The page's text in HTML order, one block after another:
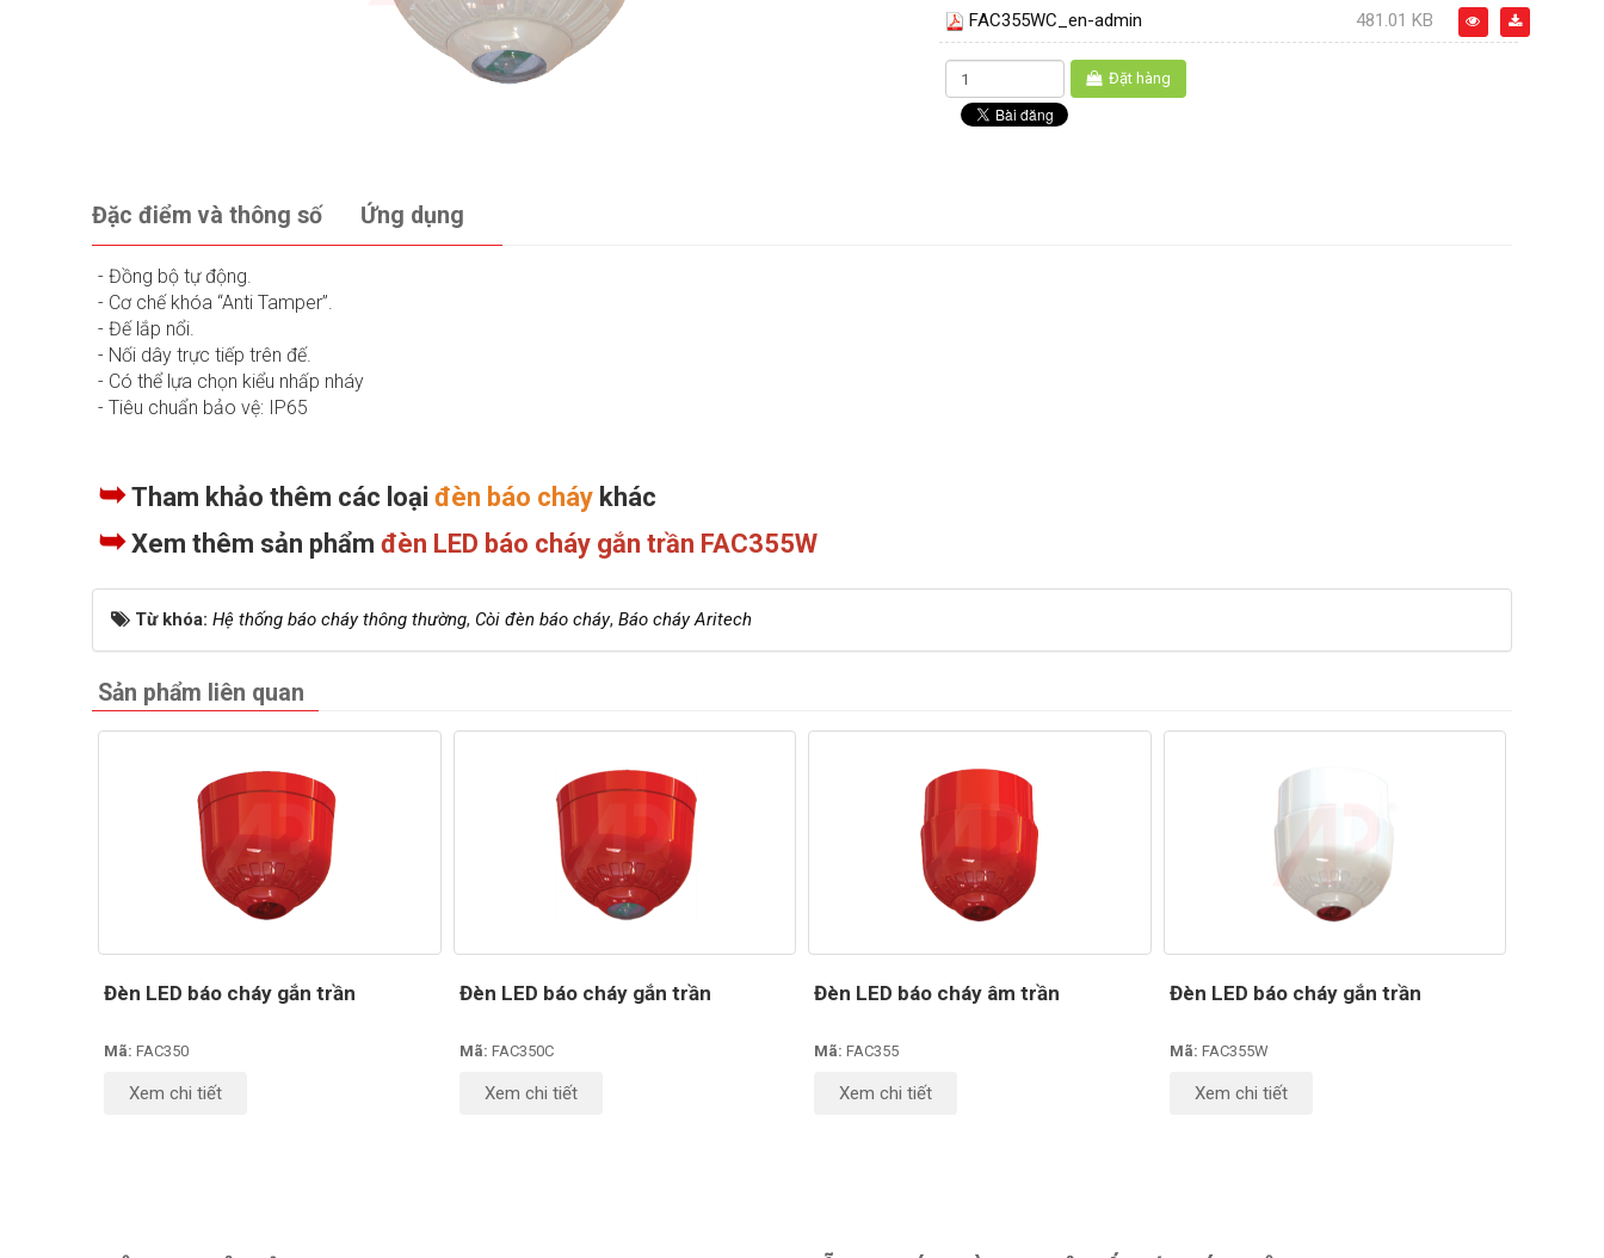
FAC355WC_en-admin
481.01 KB
Đặt hàng
Đặc điểm và thông số Ứng dụng
- Đồng bộ tự động.
- Cơ chế khóa “Anti Tamper”.
- Đế lắp nổi.
- Nối dây trực tiếp trên đế.
- Có thể lựa chọn kiểu nhấp nháy
- Tiêu chuẩn bảo vệ: IP65
➥Tham khảo thêm các loại đèn báo cháy khác
➥Xem thêm sản phẩm đèn LED báo cháy gắn trần FAC355W
Từ khóa: Hệ thống báo cháy thông thường, Còi đèn báo cháy, Báo cháy Aritech
Sản phẩm liên quan
Đèn LED báo cháy gắn trần
Mã: FAC350
Xem chi tiết
Đèn LED báo cháy gắn trần
Mã: FAC350C
Xem chi tiết
Đèn LED báo cháy âm trần
Mã: FAC355
Xem chi tiết
Đèn LED báo cháy gắn trần
Mã: FAC355W
Xem chi tiết